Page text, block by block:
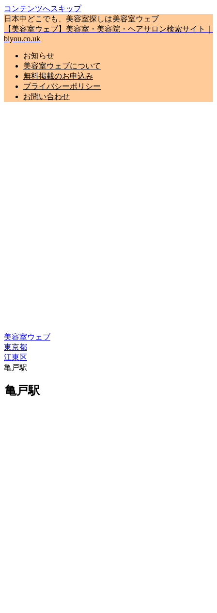
コンテンツへスキップ
日本中どこでも、美容室探しは美容室ウェブ
【美容室ウェブ】美容室・美容院・ヘアサロン検索サイト｜
biyou.co.uk
お知らせ
美容室ウェブについて
無料掲載のお申込み
プライバシーポリシー
お問い合わせ
美容室ウェブ
東京都
江東区
亀戸駅
亀戸駅